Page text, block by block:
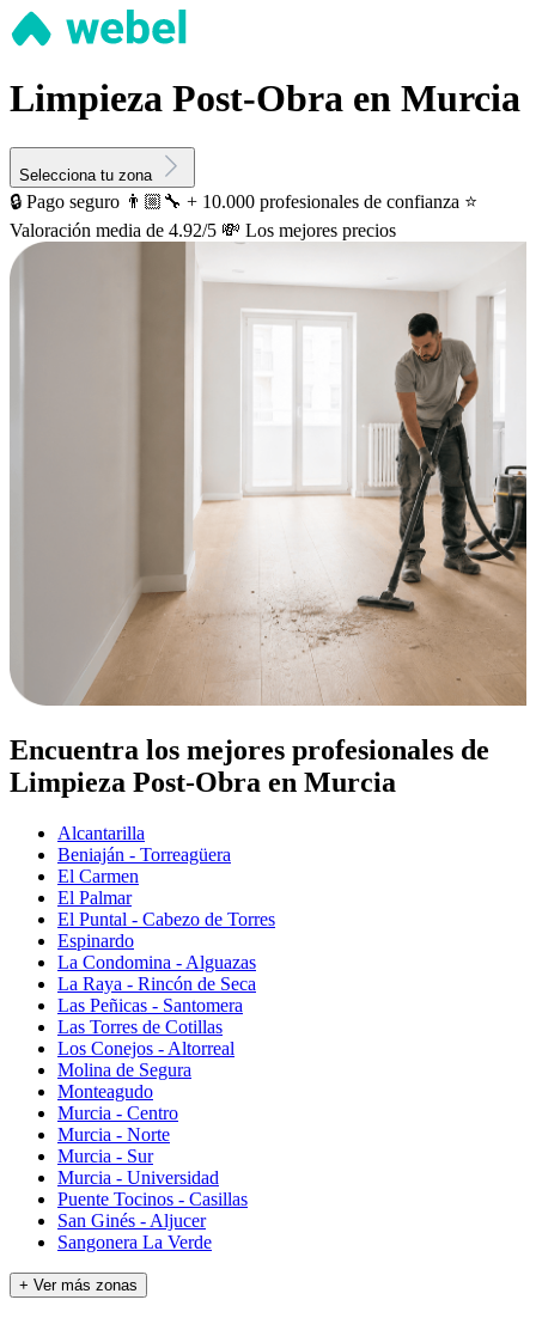
Limpieza Post-Obra en Murcia
Selecciona tu zona
🔒 Pago seguro 👨🏼‍🔧 + 10.000 profesionales de confianza ⭐️
Valoración media de 4.92/5 💸 Los mejores precios
Encuentra los mejores profesionales de
Limpieza Post-Obra en Murcia
Alcantarilla
Beniaján - Torreagüera
El Carmen
El Palmar
El Puntal - Cabezo de Torres
Espinardo
La Condomina - Alguazas
La Raya - Rincón de Seca
Las Peñicas - Santomera
Las Torres de Cotillas
Los Conejos - Altorreal
Molina de Segura
Monteagudo
Murcia - Centro
Murcia - Norte
Murcia - Sur
Murcia - Universidad
Puente Tocinos - Casillas
San Ginés - Aljucer
Sangonera La Verde
+ Ver más zonas